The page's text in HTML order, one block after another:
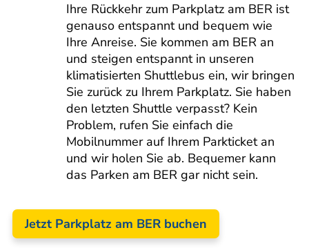
Ihre Rückkehr zum Parkplatz am BER ist
genauso entspannt und bequem wie
Ihre Anreise. Sie kommen am BER an
und steigen entspannt in unseren
klimatisierten Shuttlebus ein, wir bringen
Sie zurück zu Ihrem Parkplatz. Sie haben
den letzten Shuttle verpasst? Kein
Problem, rufen Sie einfach die
Mobilnummer auf Ihrem Parkticket an
und wir holen Sie ab. Bequemer kann
das Parken am BER gar nicht sein.
Jetzt Parkplatz am BER buchen